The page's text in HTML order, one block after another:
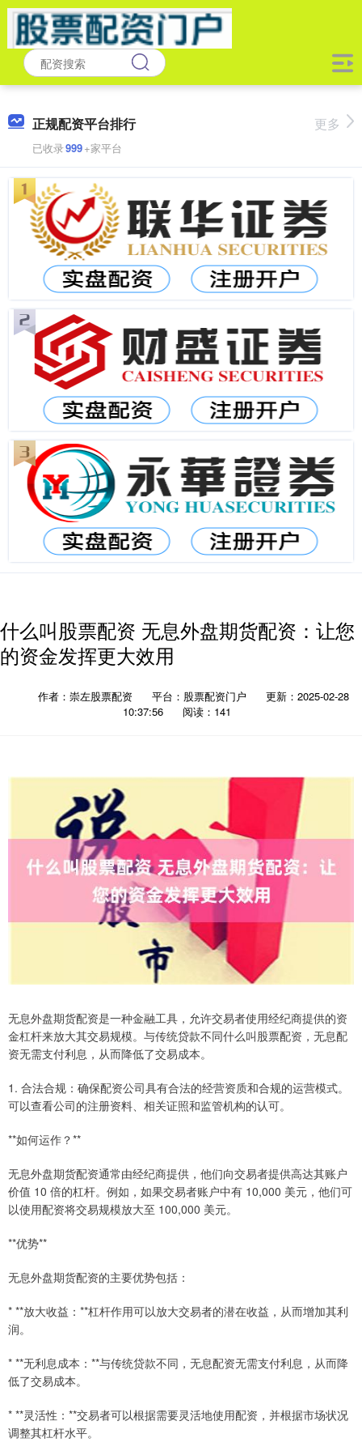
正规配资平台排行
已收录999+家平台
更多
什么叫股票配资 无息外盘期货配资：让您
的资金发挥更大效用
作者：崇左股票配资 平台：股票配资门户
更新：2025-02-28
10:37:56
阅读：141
无息外盘期货配资是一种金融工具，允许交易者使用经纪商提供的资
金杠杆来放大其交易规模。与传统贷款不同什么叫股票配资，无息配
资无需支付利息，从而降低了交易成本。
1. 合法合规：确保配资公司具有合法的经营资质和合规的运营模式。
可以查看公司的注册资料、相关证照和监管机构的认可。
**如何运作？**
无息外盘期货配资通常由经纪商提供，他们向交易者提供高达其账户
价值 10 倍的杠杆。例如，如果交易者账户中有 10,000 美元，他们可
以使用配资将交易规模放大至 100,000 美元。
**优势**
无息外盘期货配资的主要优势包括：
* **放大收益：**杠杆作用可以放大交易者的潜在收益，从而增加其利
润。
* **无利息成本：**与传统贷款不同，无息配资无需支付利息，从而降
低了交易成本。
* **灵活性：**交易者可以根据需要灵活地使用配资，并根据市场状况
调整其杠杆水平。